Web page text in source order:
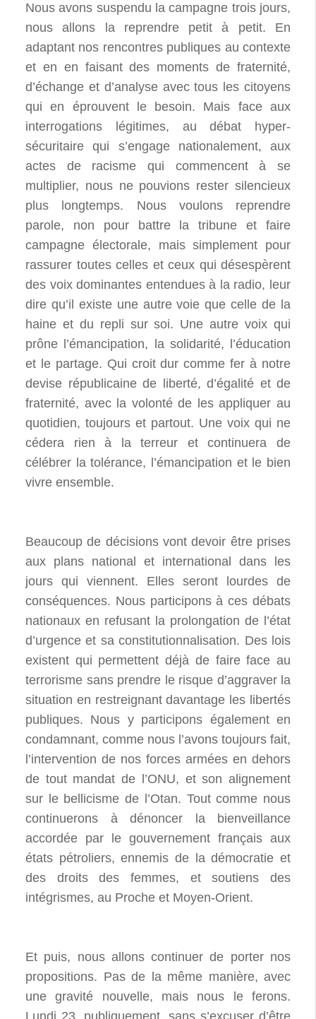
Nous avons suspendu la campagne trois jours,
nous allons la reprendre petit à petit. En
adaptant nos rencontres publiques au contexte
et en en faisant des moments de fraternité,
d’échange et d’analyse avec tous les citoyens
qui en éprouvent le besoin. Mais face aux
interrogations légitimes, au débat hyper-
sécuritaire qui s’engage nationalement, aux
actes de racisme qui commencent à se
multiplier, nous ne pouvions rester silencieux
plus longtemps. Nous voulons reprendre
parole, non pour battre la tribune et faire
campagne électorale, mais simplement pour
rassurer toutes celles et ceux qui désespèrent
des voix dominantes entendues à la radio, leur
dire qu’il existe une autre voie que celle de la
haine et du repli sur soi. Une autre voix qui
prône l’émancipation, la solidarité, l’éducation
et le partage. Qui croit dur comme fer à notre
devise républicaine de liberté, d’égalité et de
fraternité, avec la volonté de les appliquer au
quotidien, toujours et partout. Une voix qui ne
cédera rien à la terreur et continuera de
célébrer la tolérance, l’émancipation et le bien
vivre ensemble.
Beaucoup de décisions vont devoir être prises
aux plans national et international dans les
jours qui viennent. Elles seront lourdes de
conséquences. Nous participons à ces débats
nationaux en refusant la prolongation de l’état
d’urgence et sa constitutionnalisation. Des lois
existent qui permettent déjà de faire face au
terrorisme sans prendre le risque d’aggraver la
situation en restreignant davantage les libertés
publiques. Nous y participons également en
condamnant, comme nous l’avons toujours fait,
l’intervention de nos forces armées en dehors
de tout mandat de l’ONU, et son alignement
sur le bellicisme de l’Otan. Tout comme nous
continuerons à dénoncer la bienveillance
accordée par le gouvernement français aux
états pétroliers, ennemis de la démocratie et
des droits des femmes, et soutiens des
intégrismes, au Proche et Moyen-Orient.
Et puis, nous allons continuer de porter nos
propositions. Pas de la même manière, avec
une gravité nouvelle, mais nous le ferons.